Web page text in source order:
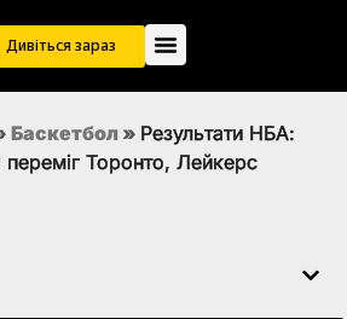
Дивіться зараз
Баскетбол » Результати НБА:
Торонто, Лейкерс